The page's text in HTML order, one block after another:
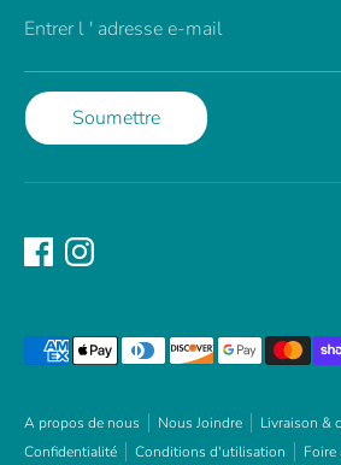
Entrer l ' adresse e-mail
Soumettre
A propos de nous Nous Joindre
Livraison &
Confidentialité
Conditions d'utilisation Foire
Méthodes
de
acceptées